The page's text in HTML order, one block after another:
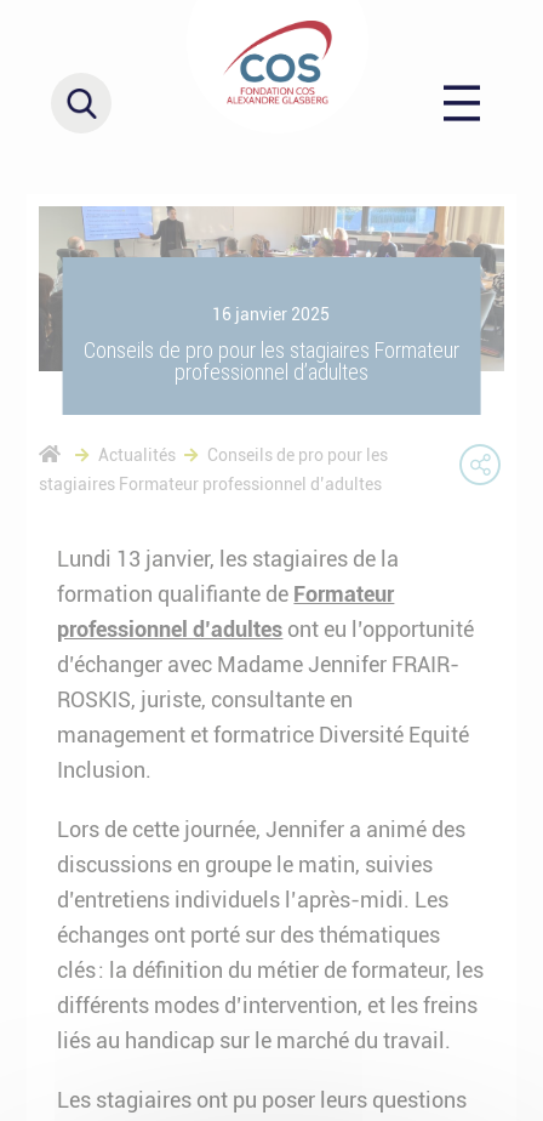
16 janvier 2025
Conseils de pro pour les stagiaires Formateur
professionnel d’adultes
Actualités
Conseils de pro pour les
stagiaires Formateur professionnel d’adultes
Lundi 13 janvier, les stagiaires de la
formation qualifiante de Formateur
professionnel d’adultes ont eu l’opportunité
d’échanger avec Madame Jennifer FRAIR-
ROSKIS, juriste, consultante en
management et formatrice Diversité Equité
Inclusion.
Lors de cette journée, Jennifer a animé des
discussions en groupe le matin, suivies
d’entretiens individuels l’après-midi. Les
échanges ont porté sur des thématiques
clés : la définition du métier de formateur, les
différents modes d’intervention, et les freins
liés au handicap sur le marché du travail.
Les stagiaires ont pu poser leurs questions